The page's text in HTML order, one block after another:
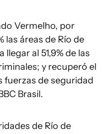
Vermelho, por
las áreas de Río de
al 51,9% de las
y recuperó el
fuerzas de seguridad
Brasil.
de Río de